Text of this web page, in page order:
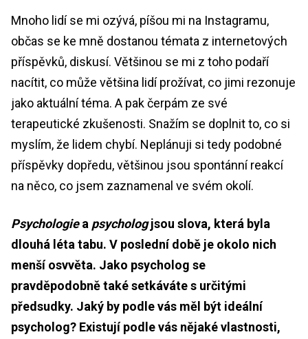
Mnoho lidí se mi ozývá, píšou mi na Instagramu,
občas se ke mně dostanou témata z internetových
příspěvků, diskusí. Většinou se mi z toho podaří
nacítit, co může většina lidí prožívat, co jimi rezonuje
jako aktuální téma. A pak čerpám ze své
terapeutické zkušenosti. Snažím se doplnit to, co si
myslím, že lidem chybí. Neplánuji si tedy podobné
příspěvky dopředu, většinou jsou spontánní reakcí
na něco, co jsem zaznamenal ve svém okolí.
Psychologiea psychologjsou slova, která byla
dlouhá léta tabu. V poslední době je okolo nich
menší osvvěta. Jako psycholog se
pravděpodobně také setkáváte s určitými
předsudky. Jaký by podle vás měl být ideální
psycholog? Existují podle vás nějaké vlastnosti,